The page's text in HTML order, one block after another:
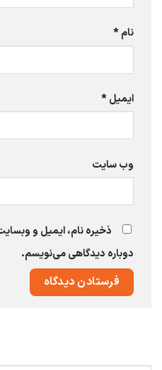
نام*
ایمیل*
وب‌ سایت
ذخیره نام، ایمیل و
دوباره دیدگاهی می‌نویسم.